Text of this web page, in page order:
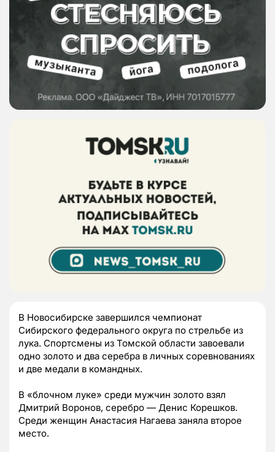
В Новосибирске завершился чемпионат
Сибирского федерального округа по стрельбе из
лука. Спортсмены из Томской области завоевали
одно золото и два серебра в личных соревнованиях
и две медали в командных.
В «блочном луке» среди мужчин золото взял
Дмитрий Воронов, серебро — Денис Корешков.
Среди женщин Анастасия Нагаева заняла второе
место.